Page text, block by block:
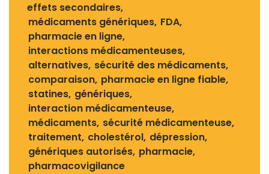
effets secondaires
médicaments génériques FDA
pharmacie en ligne
interactions médicamenteuses
alternatives sécurité des médicaments
comparaison pharmacie en ligne fiable
statines génériques
interaction médicamenteuse
médicaments sécurité médicamenteuse
traitement cholestérol dépression
génériques autorisés pharmacie
pharmacovigilance